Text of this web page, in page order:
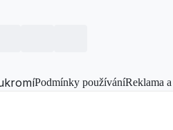
Podmínky používáníReklama